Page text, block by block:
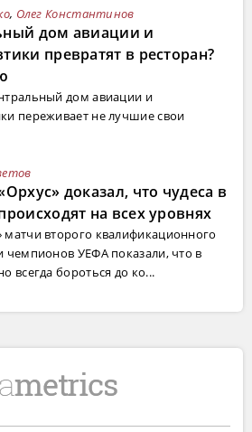
, Олег Константинов
дом авиации и
превратят в ресторан?
дом авиации и
переживает не лучшие свои
доказал, что чудеса в
на всех уровнях
матчи второго квалификационного
чемпионов УЕФА показали, что в
всегда бороться до ко...